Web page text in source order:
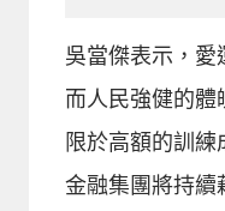
吳當傑表示，愛
而人民強健的體
限於高額的訓
金融集團將持續